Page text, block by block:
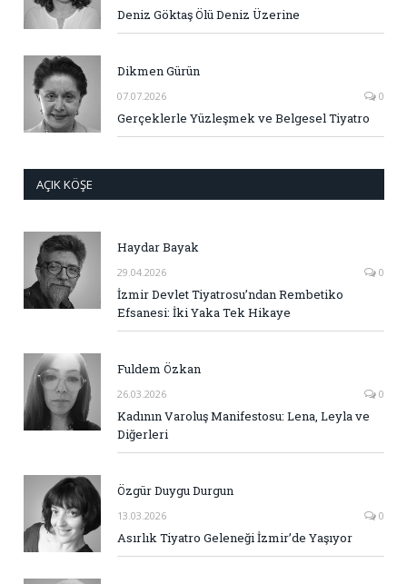
Deniz Göktaş Ölü Deniz Üzerine
Dikmen Gürün
07.07.2026 0
Gerçeklerle Yüzleşmek ve Belgesel Tiyatro
AÇIK KÖŞE
Haydar Bayak
29.04.2026 0
İzmir Devlet Tiyatrosu’ndan Rembetiko
Efsanesi: İki Yaka Tek Hikaye
Fuldem Özkan
26.03.2026 0
Kadının Varoluş Manifestosu: Lena, Leyla ve
Diğerleri
Özgür Duygu Durgun
13.03.2026 0
Asırlık Tiyatro Geleneği İzmir’de Yaşıyor